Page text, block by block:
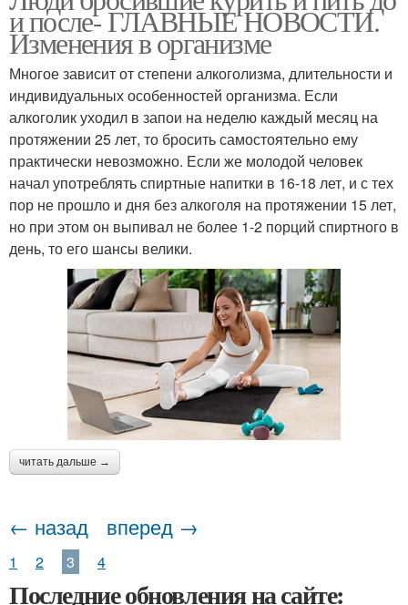
и после- ГЛАВНЫЕ НОВОСТИ.
Изменения в организме
Многое зависит от степени алкоголизма, длительности и
индивидуальных особенностей организма. Если
алкоголик уходил в запои на неделю каждый месяц на
протяжении 25 лет, то бросить самостоятельно ему
практически невозможно. Если же молодой человек
начал употреблять спиртные напитки в 16-18 лет, и с тех
пор не прошло и дня без алкоголя на протяжении 15 лет,
но при этом он выпивал не более 1-2 порций спиртного в
день, то его шансы велики.
читать дальше →
← назад вперед →
1 2 3 4
Последние обновления на сайте: